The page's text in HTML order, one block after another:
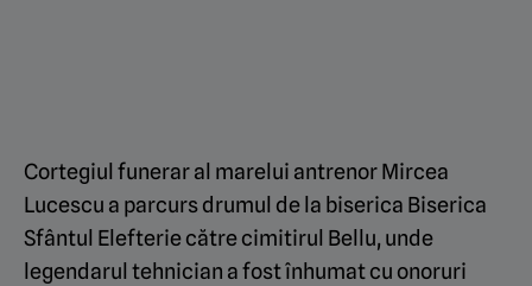
Cortegiul funerar al marelui antrenor Mircea
Lucescu a parcurs drumul de la biserica Biserica
Sfântul Elefterie către cimitirul Bellu, unde
legendarul tehnician a fost înhumat cu onoruri